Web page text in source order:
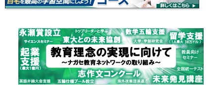
個別相談
高3生・高2生・高1生と